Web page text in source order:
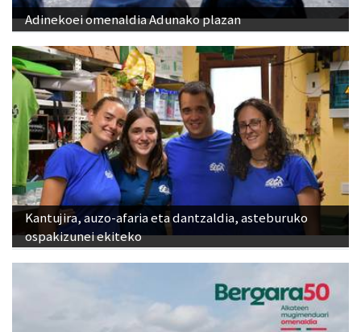
Adinekoei omenaldia Adunako plazan
Kantujira, auzo-afaria eta dantzaldia, asteburuko
ospakizunei ekiteko